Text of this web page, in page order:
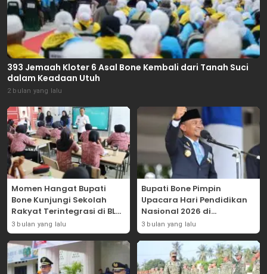
393 Jemaah Kloter 6 Asal Bone Kembali dari Tanah Suci
dalam Keadaan Utuh
2 bulan yang lalu
Momen Hangat Bupati
Bone Kunjungi Sekolah
Rakyat Terintegrasi di BLK
Bajoe
3 bulan yang lalu
Bupati Bone Pimpin
Upacara Hari Pendidikan
Nasional 2026 di
Lapangan Merdeka
3 bulan yang lalu